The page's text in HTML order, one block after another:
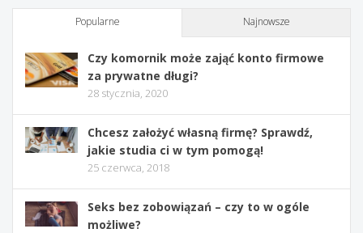
Popularne Najnowsze
Czy komornik może zająć konto firmowe
za prywatne długi?
28 stycznia, 2020
Chcesz założyć własną firmę? Sprawdź,
jakie studia ci w tym pomogą!
25 czerwca, 2018
Seks bez zobowiązań – czy to w ogóle
możliwe?